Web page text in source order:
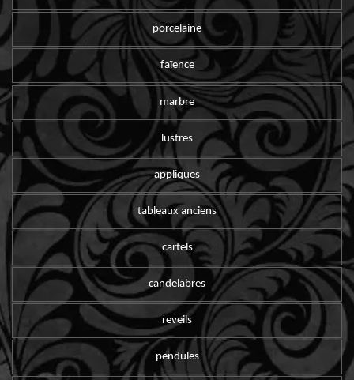
porcelaine
faïence
marbre
lustres
appliques
tableaux anciens
cartels
candelabres
reveils
pendules